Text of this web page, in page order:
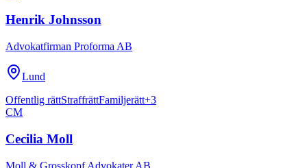
Henrik Johnsson
Advokatfirman Proforma AB
Lund
Offentlig rättStraffrättFamiljerätt+3
CM
Cecilia Moll
Moll & Grosskopf Advokater AB